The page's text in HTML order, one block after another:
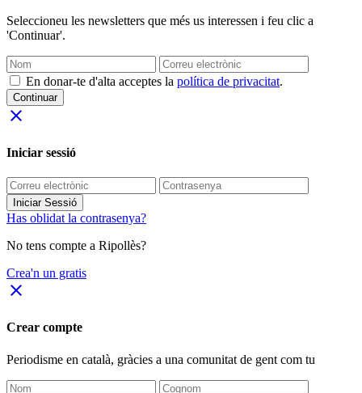
Seleccioneu les newsletters que més us interessen i feu clic a
'Continuar'.
En donar-te d'alta acceptes la política de privacitat.
Continuar
close
Iniciar sessió
Iniciar Sessió
Has oblidat la contrasenya?
No tens compte a Ripollès?
Crea'n un gratis
close
Crear compte
Periodisme en català, gràcies a una comunitat de gent com tu